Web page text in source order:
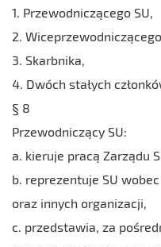
1. Przewodniczącego SU,
2.
3. Skarbnika,
4. Dwóch stałych
§ 8
Przewodniczący SU:
a. kieruje pracą Zarządu
b. reprezentuje SU
oraz innych organizacji,
c. przedstawia, za